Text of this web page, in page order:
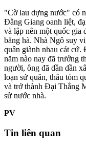
"Cờ lau dựng nước" có
Đằng Giang oanh liệt,
và lập nên một quốc
băng hà. Nhà Ngô suy
quân giành nhau cát
năm nào nay đã trưởng
người, ông đã dần dần
loạn sứ quân, thâu tóm
và trở thành Đại Thắng
sử nước nhà.
PV
Tin liên quan